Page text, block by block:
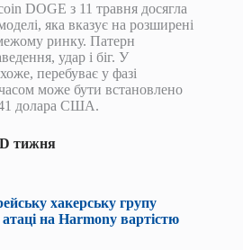
DOGE з 11 травня досягла
яка вказує на розширені
ринку. Патерн
удар і біг. У
перебуває у фазі
може бути встановлено
долара США.
тижня
хакерську групу
на Harmony вартістю